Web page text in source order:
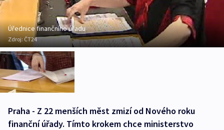
Úřednice finančního úřadu
Zdroj:ČT24
Praha - Z 22 menších měst zmizí od Nového roku
finanční úřady. Tímto krokem chce ministerstvo